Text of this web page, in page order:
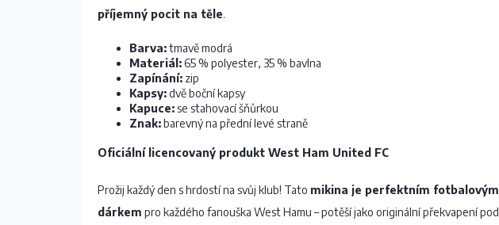
příjemný pocit na těle.
Barva:tmavě modrá
Materiál:65 % polyester, 35 % bavlna
Zapínání: zip
Kapsy:dvě boční kapsy
Kapuce:se stahovací šňůrkou
Znak:barevný na přední levé straně
Oficiální licencovaný produkt West Ham United FC
Prožij každý den s hrdostí na svůj klub! Tato mikina je perfektním fotbalovým
dárkem pro každého fanouška West Hamu – potěší jako originální překvapení pod